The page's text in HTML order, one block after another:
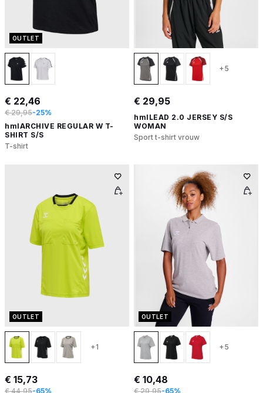
OUTLET
€ 22,46
€ 29,95-25%
hmlARCHIVE REGULAR W T-
SHIRT S/S
T-shirt
+5
€ 29,95
hmlLEAD 2.0 JERSEY S/S
WOMAN
Sport t-shirt vrouw
OUTLET
+1
€ 15,73
€ 44,95-65%
OUTLET
+5
€ 10,48
€ 29,95-65%